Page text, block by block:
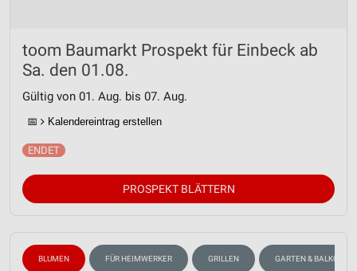
toom Baumarkt Prospekt für Einbeck ab
Sa. den 01.08.
Gültig von 01. Aug. bis 07. Aug.
📅 Kalendereintrag erstellen
PROSPEKT BLÄTTERN
BLUMEN FÜR HEIMWERKER GRILLEN GARTEN & BALKON